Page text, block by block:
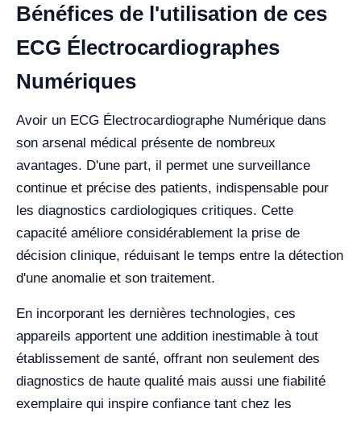
Bénéfices de l'utilisation de ces
ECG Électrocardiographes
Numériques
Avoir un ECG Électrocardiographe Numérique dans
son arsenal médical présente de nombreux
avantages. D'une part, il permet une surveillance
continue et précise des patients, indispensable pour
les diagnostics cardiologiques critiques. Cette
capacité améliore considérablement la prise de
décision clinique, réduisant le temps entre la détection
d'une anomalie et son traitement.
En incorporant les dernières technologies, ces
appareils apportent une addition inestimable à tout
établissement de santé, offrant non seulement des
diagnostics de haute qualité mais aussi une fiabilité
exemplaire qui inspire confiance tant chez les